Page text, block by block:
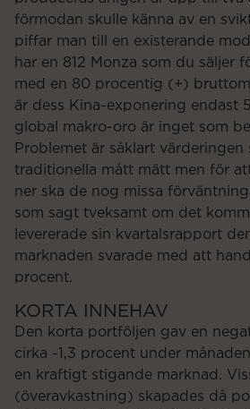
förmodan skulle känna av en
piffar man till en existerande
har en 812 Monza som du säljer
med en 80 procentig (+)
är dess Kina-exponering endast
global makro-oro är inget som
Problemet är såklart värderingen
traditionella mått mätt men för
ner ska de nog missa
som sagt tveksamt om det
levererade sin kvartalsrapport
marknaden svarade med att
procent.
KORTA INNEHAV
Den korta portföljen gav en
cirka -1,3 procent under
en kraftigt stigande marknad.
(överavkastning) skapades då